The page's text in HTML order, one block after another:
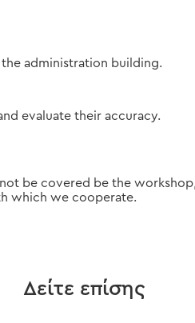
administration building.
evaluate their accuracy.
be covered be the
which we cooperate.
Δείτε επίσης